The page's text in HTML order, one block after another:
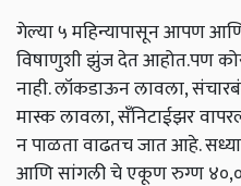
गेल्या ५ महिन्यापासून आपण
विषाणुशी झुंज देत आहोत.पण
नाही. लॉकडाऊन लावला,
मास्क लावला, सँनिटाईझर
न पाळता वाढतच जात आहे.
आणि सांगली चे एकूण रुग्ण